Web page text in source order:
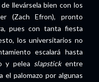
llevársela bien con los
(Zach Efron), pronto
pues con tanta fiesta
los universitarios no
escalará hasta
y pelea slapstickentre
el palomazo por algunas